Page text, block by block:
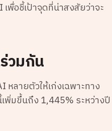
พื่อชี้เป้าจุดที่น่าสงสัยว่าจะ
วมกัน
ลายตัวให้เก่งเฉพาะทาง
พิ่มขึ้นถึง 1,445% ระหว่างปี